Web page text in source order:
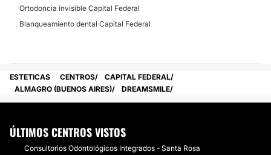
Ortodoncia invisible Capital Federal
Blanqueamiento dental Capital Federal
ESTETICAS CENTROS
CAPITAL FEDERAL
ALMAGRO (BUENOS AIRES)
DREAMSMILE
ÚLTIMOS CENTROS VISTOS
Consultorios Odontológicos Integrados - Santa Rosa